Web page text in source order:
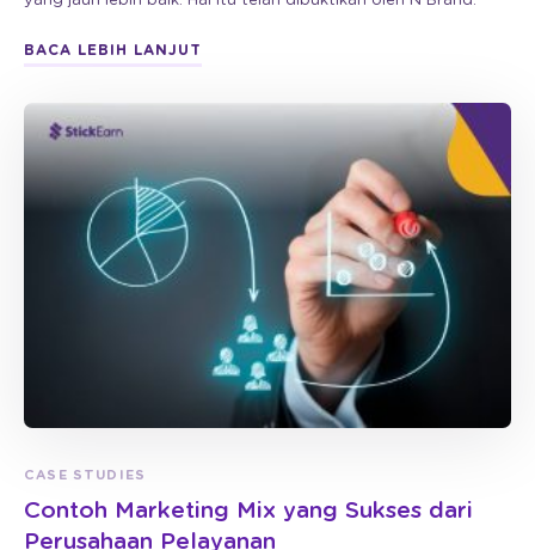
BACA LEBIH LANJUT
CASE STUDIES
Contoh Marketing Mix yang Sukses dari
Perusahaan Pelayanan